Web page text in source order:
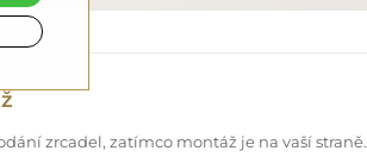
zrcadel, zatímco montáž je na vaší straně.